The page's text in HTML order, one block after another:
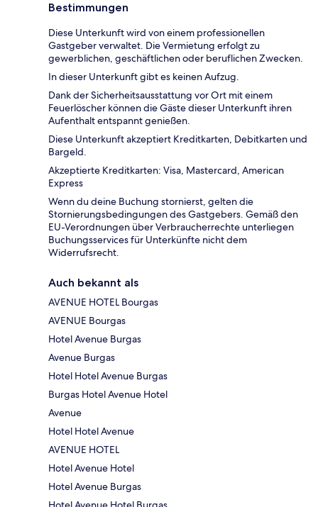
Bestimmungen
Diese Unterkunft wird von einem professionellen
Gastgeber verwaltet. Die Vermietung erfolgt zu
gewerblichen, geschäftlichen oder beruflichen Zwecken.
In dieser Unterkunft gibt es keinen Aufzug.
Dank der Sicherheitsausstattung vor Ort mit einem
Feuerlöscher können die Gäste dieser Unterkunft ihren
Aufenthalt entspannt genießen.
Diese Unterkunft akzeptiert Kreditkarten, Debitkarten und
Bargeld.
Akzeptierte Kreditkarten: Visa, Mastercard, American
Express
Wenn du deine Buchung stornierst, gelten die
Stornierungsbedingungen des Gastgebers. Gemäß den
EU-Verordnungen über Verbraucherrechte unterliegen
Buchungsservices für Unterkünfte nicht dem
Widerrufsrecht.
Auch bekannt als
AVENUE HOTEL Bourgas
AVENUE Bourgas
Hotel Avenue Burgas
Avenue Burgas
Hotel Hotel Avenue Burgas
Burgas Hotel Avenue Hotel
Avenue
Hotel Hotel Avenue
AVENUE HOTEL
Hotel Avenue Hotel
Hotel Avenue Burgas